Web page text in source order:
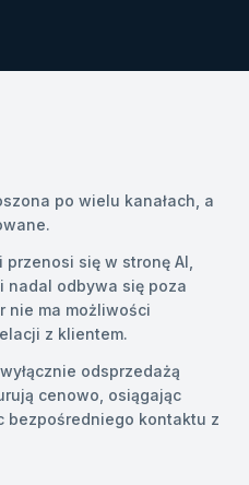
po wielu kanałach, a
się w stronę AI,
nadal odbywa się poza
nie ma możliwości
z klientem.
odsprzedażą
cenowo, osiągając
bezpośredniego kontaktu z